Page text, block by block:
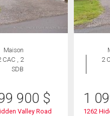
Maison
CAC , 2
SDB
900 $
Valley Road
2
1
1262